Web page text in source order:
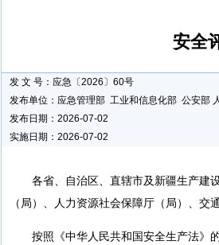
安全
发 文 号：应急〔2026〕60号
发布单位：应急管理部 工业和信息化部 公安部
发布日期：2026-07-02
实施日期：2026-07-02
各省、自治区、直辖市及新疆生产建
（局）、人力资源社会保障厅（局）、交
按照《中华人民共和国安全生产法》